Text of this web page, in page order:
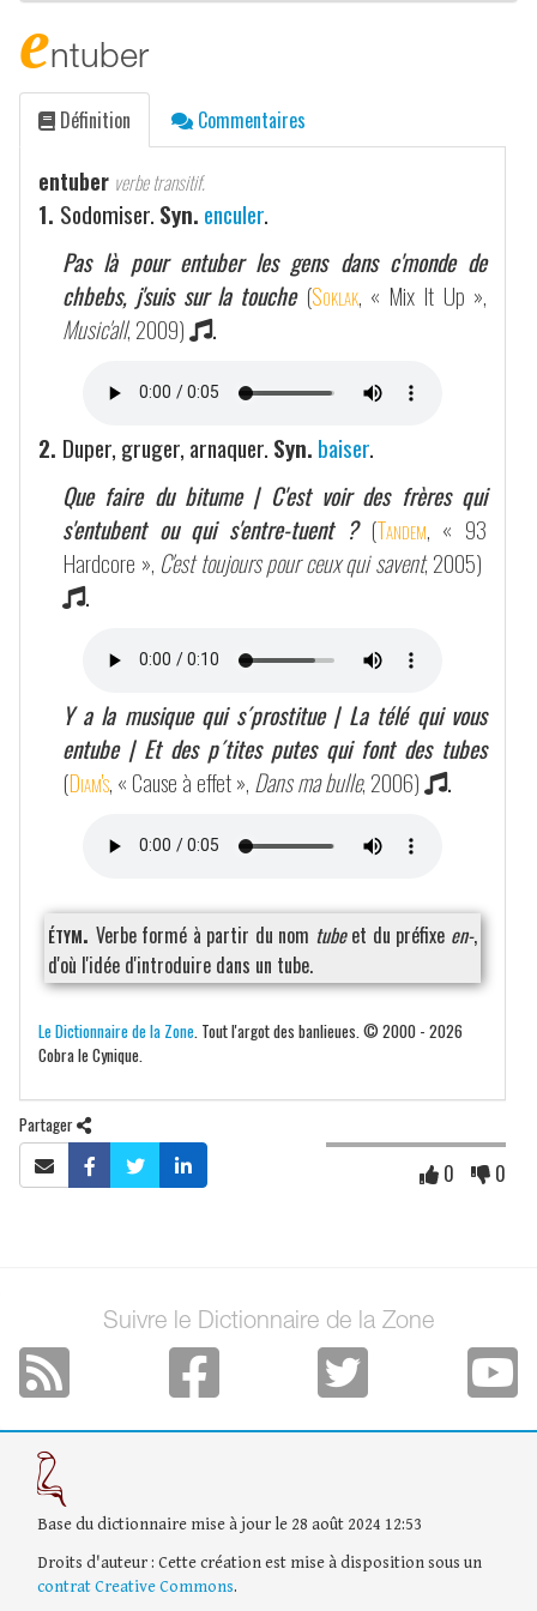
entuber
Définition Commentaires
entuber verbe transitif.
1. Sodomiser. Syn. enculer.
Pas là pour entuber les gens dans c'monde de
chbebs, j'suis sur la touche (Soklak, « Mix It Up »,
Music'all, 2009) .
2. Duper, gruger, arnaquer. Syn. baiser.
Que faire du bitume | C'est voir des frères qui
s'entubent ou qui s'entre-tuent ? (Tandem, « 93
Hardcore », C'est toujours pour ceux qui savent, 2005)
.
Y a la musique qui s´prostitue | La télé qui vous
entube | Et des p´tites putes qui font des tubes
(Diam's, « Cause à effet », Dans ma bulle, 2006) .
étym. Verbe formé à partir du nom tubeet du préfixe en-,
d'où l'idée d'introduire dans un tube.
Le Dictionnaire de la Zone . Tout l'argot des banlieues. © 2000 - 2026
Cobra le Cynique.
Partager
0 0
Suivre le Dictionnaire de la Zone
Base du dictionnaire mise à jour le 28 août 2024 12:53
Droits d'auteur : Cette création est mise à disposition sous un
contrat Creative Commons.